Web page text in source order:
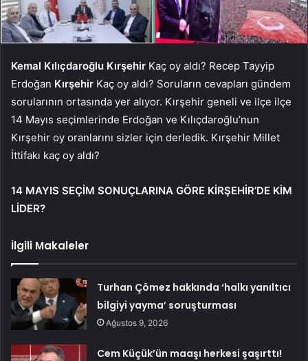
Kemal Kılıçdaroğlu Kırşehir Kaç oy aldı? Recep Tayyip
Erdoğan Kırşehir Kaç oy aldı? Soruların cevapları gündem
sorularının ortasında yer alıyor. Kırşehir geneli ve ilçe ilçe
14 Mayıs seçimlerinde Erdoğan ve Kılıçdaroğlu’nun
Kırşehir oy oranlarını sizler için derledik. Kırşehir Millet
İttifakı kaç oy aldı?
14 MAYIS SEÇİM SONUÇLARINA GÖRE KİRŞEHİR’DE KİM
LİDER?
İlgili Makaleler
Turhan Çömez hakkında ‘halkı yanıltıcı
bilgiyi yayma’ soruşturması
Ağustos 9, 2026
Cem Küçük’ün maaşı herkesi şaşırttı!